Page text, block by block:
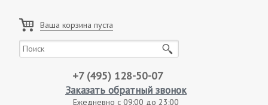
Ваша корзина пуста
+7 (495) 128-50-07
Заказать обратный звонок
Ежедневно с 09:00 до 23:00